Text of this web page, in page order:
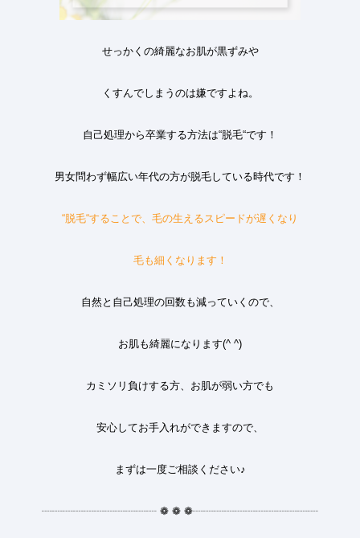
せっかくの綺麗なお肌が黒ずみや
くすんでしまうのは嫌ですよね 。
自己処理から卒業する方法は“脱毛“です ！
男女問わず幅広い年代の方が脱毛している時代です ！
“脱毛“することで、毛の生えるスピードが遅くなり
毛も細くなります ！
自然と自己処理の回数も減っていくので、
お肌も綺麗になります(^ ^)
カミソリ負けする方、お肌が弱い方でも
安心してお手入れができますので、
まずは一度ご相談ください♪
┈┈┈┈┈┈┈┈┈┈┈ ❁ ❁ ❁┈┈┈┈┈┈┈┈┈┈┈┈